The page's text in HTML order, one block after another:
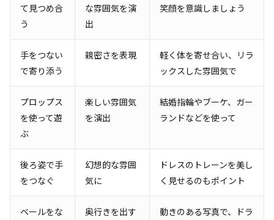
て見つめ合
う
な雰囲気を演
出
笑顔を意識しましょう
手をつない
で寄り添う
親密さを表現
軽く体を寄せ合い、リラ
ックスした雰囲気で
プロップス
を使って遊
ぶ
楽しい雰囲気
を演出
結婚指輪やブーケ、ガー
ランドなどを使って
後ろ姿で手
をつなぐ
幻想的な雰囲
気に
ドレスのトレーンを美し
く見せるのもポイント
ベールをな
奥行きを出す
動きのある写真で、ドラ